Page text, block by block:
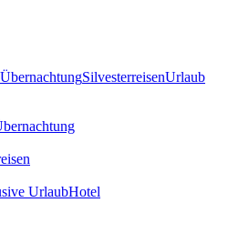
SilvesterreisenUrlaub
UrlaubHotel